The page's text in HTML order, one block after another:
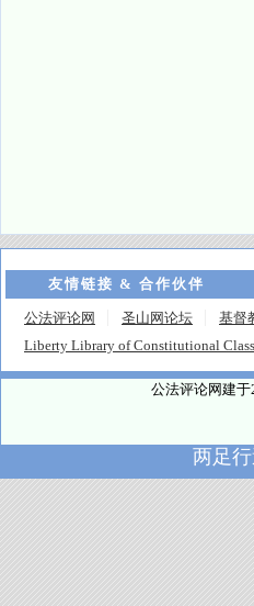
友情链接 & 合作伙伴
公法评论网 圣山网论坛 基督
Liberty Library of Constitutional
公法评论网建
两足